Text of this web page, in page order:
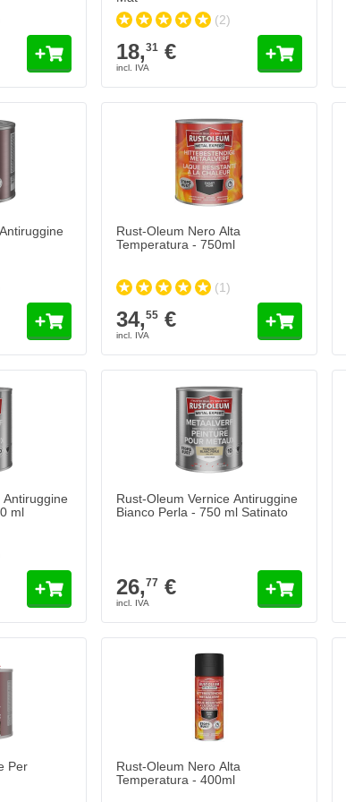
Colore
(2)
18,31 €
Rust-Oleum Nero Alta
Temperatura - 750ml
(1)
34,55 €
Antiruggine
ml
Rust-Oleum Vernice Antiruggine
Bianco Perla - 750 ml Satinato
26,77 €
Per
Rust-Oleum Nero Alta
Temperatura - 400ml